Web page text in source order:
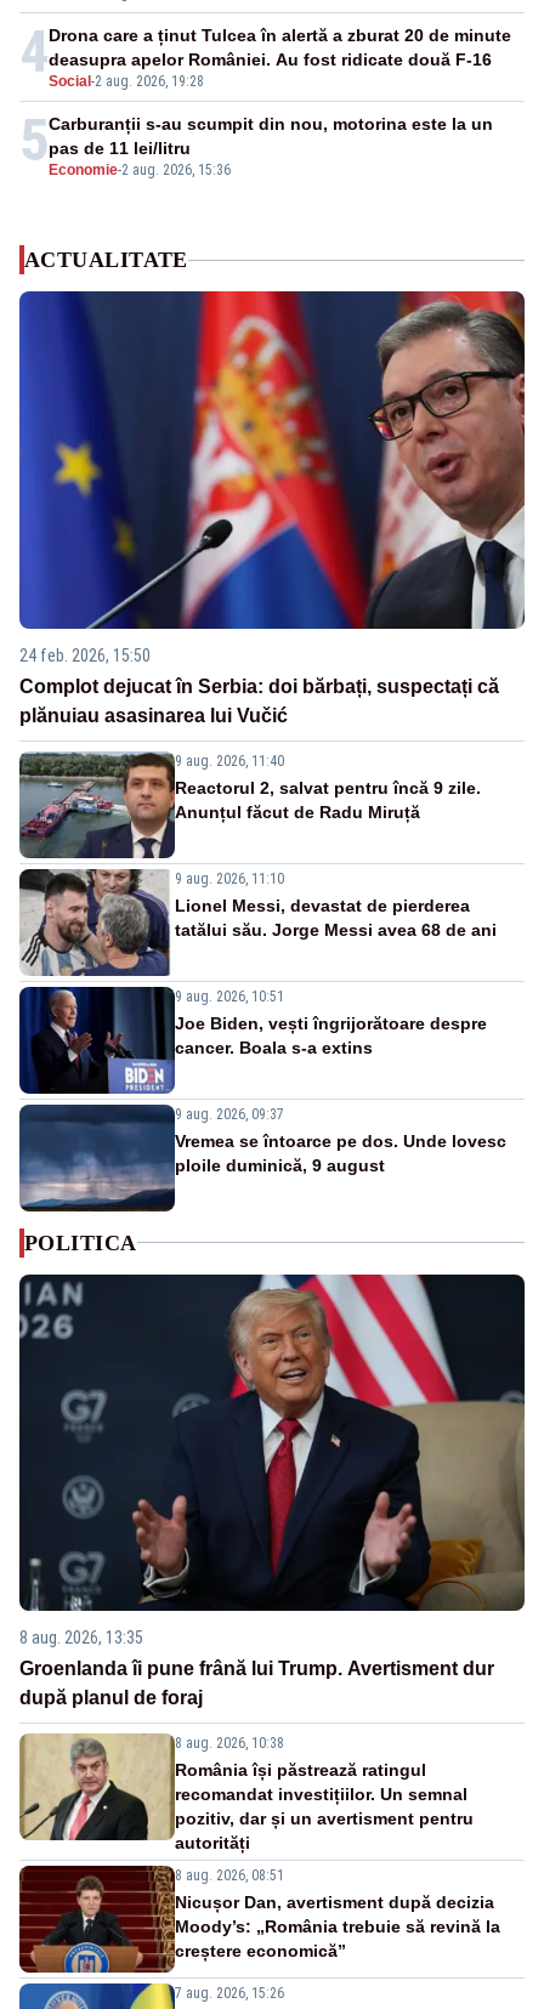
4Social -2 aug. 2026, 19:28
Drona care a ținut Tulcea în alertă a zburat 20 de minute
deasupra apelor României. Au fost ridicate două F-16
5 Economie-2 aug. 2026, 15:36
Carburanții s-au scumpit din nou, motorina este la un
pas de 11 lei/litru
ACTUALITATE
24 feb. 2026, 15:50
Complot dejucat în Serbia: doi bărbați, suspectați că
plănuiau asasinarea lui Vučić
9 aug. 2026, 11:40
Reactorul 2, salvat pentru încă 9 zile.
Anunțul făcut de Radu Miruță
9 aug. 2026, 11:10
Lionel Messi, devastat de pierderea
tatălui său. Jorge Messi avea 68 de ani
9 aug. 2026, 10:51
Joe Biden, vești îngrijorătoare despre
cancer. Boala s-a extins
9 aug. 2026, 09:37
Vremea se întoarce pe dos. Unde lovesc
ploile duminică, 9 august
POLITICA
8 aug. 2026, 13:35
Groenlanda îi pune frână lui Trump. Avertisment dur
după planul de foraj
8 aug. 2026, 10:38
România își păstrează ratingul
recomandat investițiilor. Un semnal
pozitiv, dar și un avertisment pentru
autorități
8 aug. 2026, 08:51
Nicușor Dan, avertisment după decizia
Moody’s: „România trebuie să revină la
creștere economică”
7 aug. 2026, 15:26